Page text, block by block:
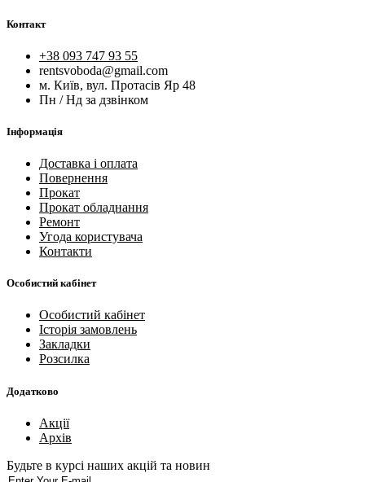
Контакт
+38 093 747 93 55
rentsvoboda@gmail.com
м. Київ, вул. Протасів Яр 48
Пн / Нд за дзвінком
Інформація
Доставка і оплата
Повернення
Прокат
Прокат обладнання
Ремонт
Угода користувача
Контакти
Особистий кабінет
Особистий кабінет
Історія замовлень
Закладки
Розсилка
Додатково
Акції
Архів
Будьте в курсі наших акцій та новин